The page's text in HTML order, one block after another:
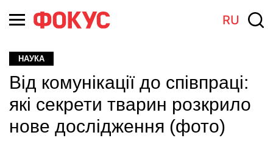
RU
НАУКА
Від комунікації до співпраці:
які секрети тварин розкрило
нове дослідження (фото)